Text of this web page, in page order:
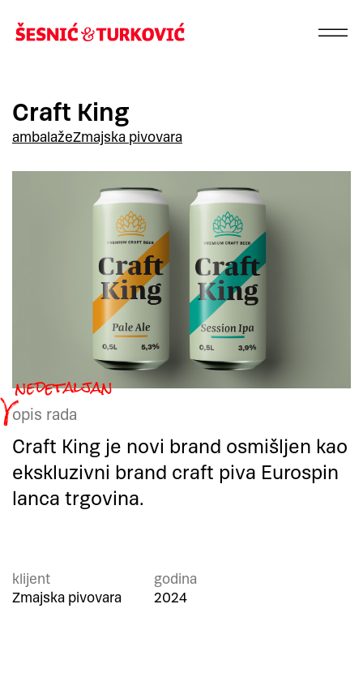
Craft King
ambalažeZmajska pivovara
opis rada
Craft King je novi brand osmišljen kao
ekskluzivni brand craft piva Eurospin
lanca trgovina.
klijent
Zmajska pivovara
godina
2024